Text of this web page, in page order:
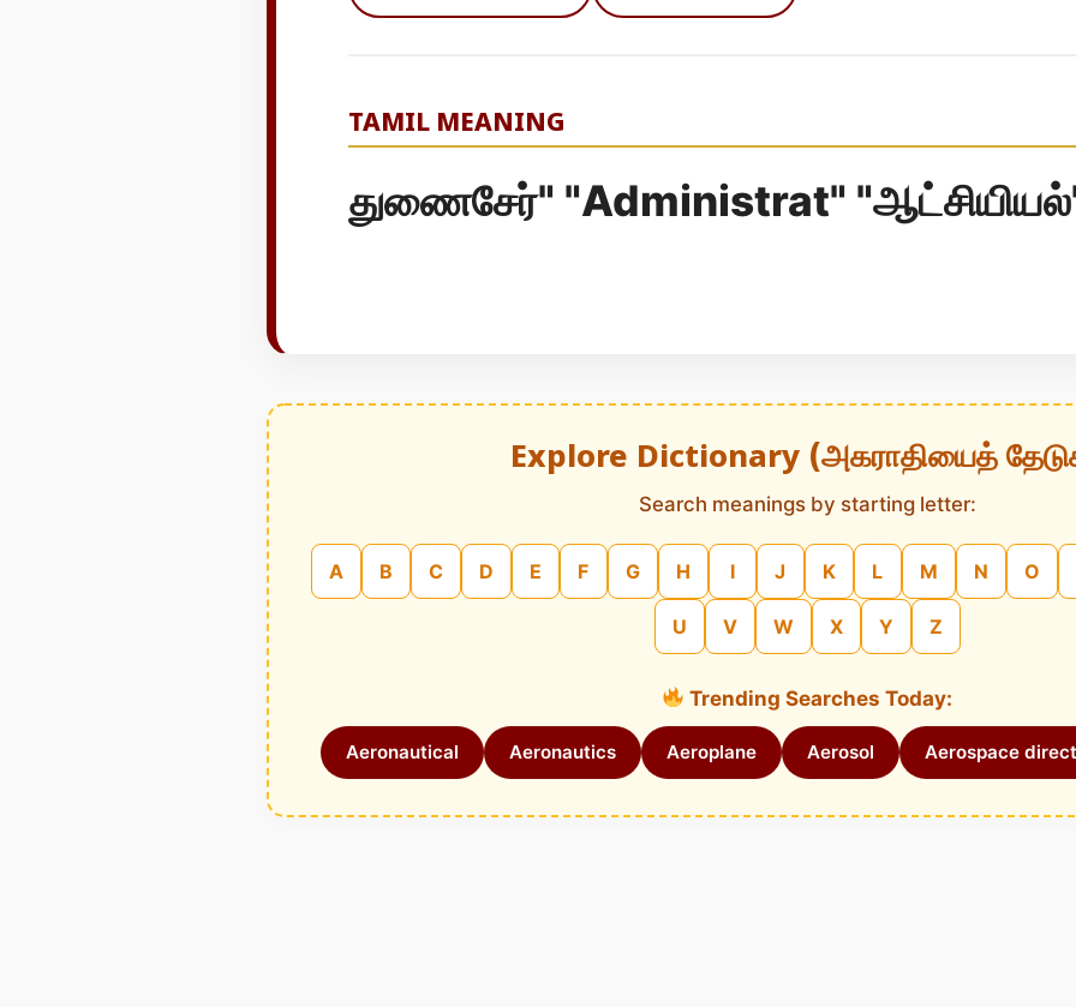
TAMIL MEANING
துணைசேர்" "Administrat"
Explore Dictionary (அகராதியைத்
Search meanings by starting letter:
A B C D E F G H I J K L M N O
U V W X Y Z
Trending Searches Today:
Aeronautical Aeronautics Aeroplane Aerosol Aerospace